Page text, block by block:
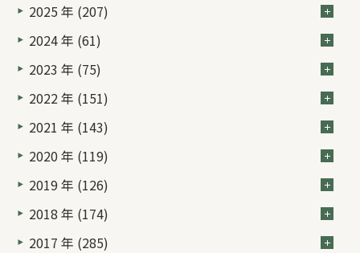
2025 年 (207)
2024 年 (61)
2023 年 (75)
2022 年 (151)
2021 年 (143)
2020 年 (119)
2019 年 (126)
2018 年 (174)
2017 年 (285)